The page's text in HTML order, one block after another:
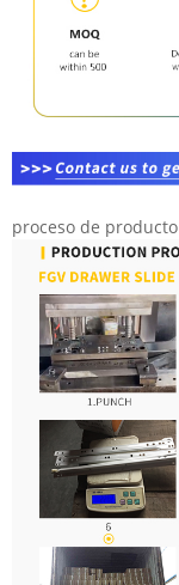
proceso de producto